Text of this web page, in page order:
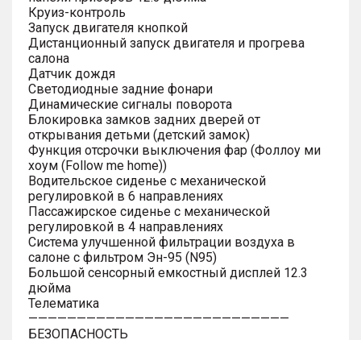
Круиз-контроль
Запуск двигателя кнопкой
Дистанционный запуск двигателя и прогрева
салона
Датчик дождя
Светодиодные задние фонари
Динамические сигналы поворота
Блокировка замков задних дверей от
открывания детьми (детский замок)
Функция отсрочки выключения фар (Фоллоу ми
хоум (Follow me home))
Водительское сиденье с механической
регулировкой в 6 направлениях
Пассажирское сиденье с механической
регулировкой в 4 направлениях
Система улучшенной фильтрации воздуха в
салоне с фильтром Эн-95 (N95)
Большой сенсорный емкостный дисплей 12.3
дюйма
Телематика
———————————————————————————
БЕЗОПАСНОСТЬ